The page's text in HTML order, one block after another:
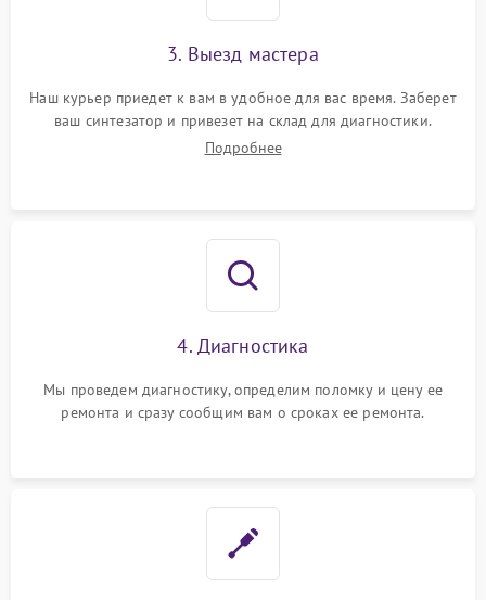
3. Выезд мастера
Наш курьер приедет к вам в удобное для вас время. Заберет
ваш синтезатор и привезет на склад для диагностики.
Подробнее
4. Диагностика
Мы проведем диагностику, определим поломку и цену ее
ремонта и сразу сообщим вам о сроках ее ремонта.